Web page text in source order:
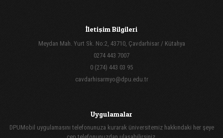
İletişim Bilgileri
Meydan Mah. Yurt Sk. No:2, 43710, Çavdarhisar / Kütahya
0274 443 7007
0 (274) 443 03 95
cavdarhisarmyo@dpu.edu.tr
Uygulamalar
DPUMobil uygulamasını telefonunuza kurarak üniversitemiz hakkındaki her şeye